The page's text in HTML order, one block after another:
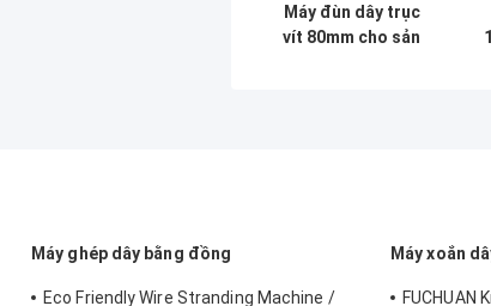
Máy đùn dây trục
vít 80mm cho sản
Máy ghép dây bằng đồng
Eco Friendly Wire Stranding Machine /
Máy xoắn
FUCHUAN